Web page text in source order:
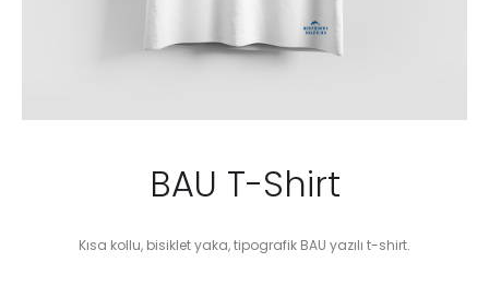
BAU T-Shirt
Kısa kollu, bisiklet yaka, tipografik BAU yazılı t-shirt.